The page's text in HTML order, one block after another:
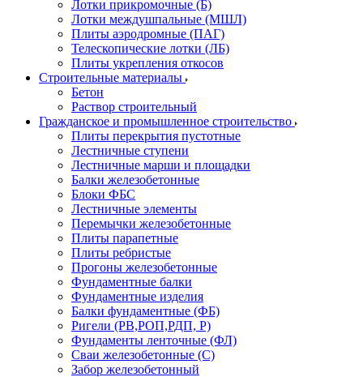
Лотки прикромочные (Б)
Лотки междушпальные (МШЛ)
Плиты аэродромные (ПАГ)
Телескопические лотки (ЛБ)
Плиты укрепления откосов
Строительные материалы
Бетон
Раствор строительный
Гражданское и промышленное строительство
Плиты перекрытия пустотные
Лестничные ступени
Лестничные марши и площадки
Балки железобетонные
Блоки ФБС
Лестничные элементы
Перемычки железобетонные
Плиты парапетные
Плиты ребристые
Прогоны железобетонные
Фундаментные балки
Фундаментные изделия
Балки фундаментные (ФБ)
Ригели (РВ,РОП,РДП, Р)
Фундаменты ленточные (ФЛ)
Сваи железобетонные (С)
Забор железобетонный